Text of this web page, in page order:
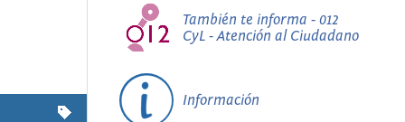
También te informa - 012
CyL - Atención al Ciudadano
Información